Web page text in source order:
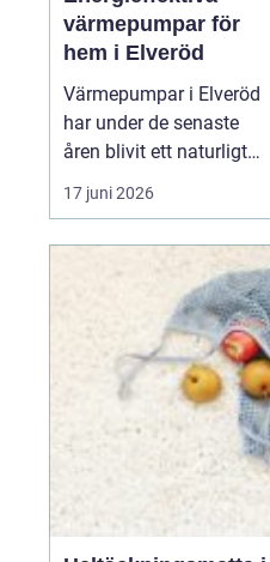
värmepumpar för
hem i Elveröd
Värmepumpar i Elveröd
har under de senaste
åren blivit ett naturligt
samtalsämne för
villaägare som vill
uppvärmningskostnader
med ett mer hållbart
energival. Många hus i
områ...
17 juni 2026